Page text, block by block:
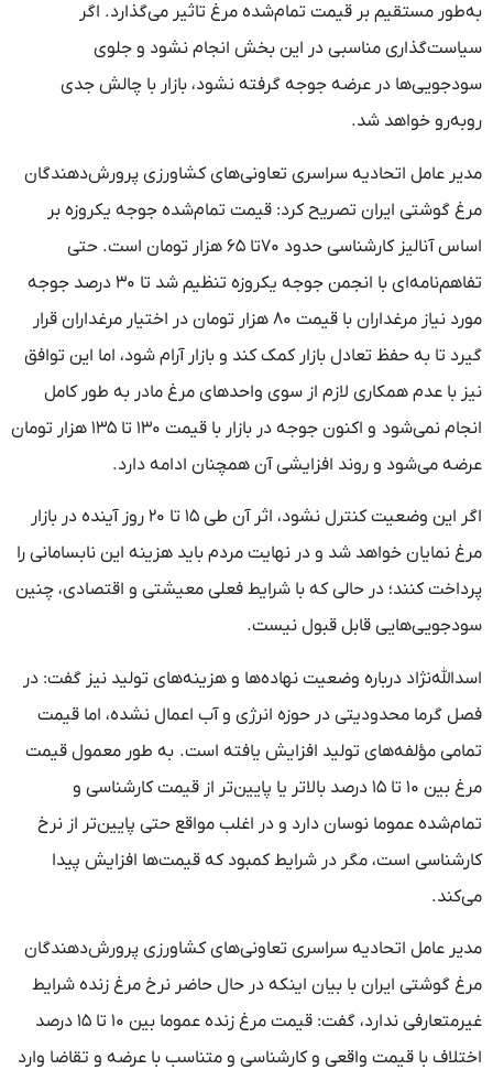
به‌طور مستقیم بر قیمت تمام‌شده مرغ تاثیر می‌گذارد. اگر
سیاست‌گذاری مناسبی در این بخش انجام نشود و جلوی
سودجویی‌ها در عرضه جوجه گرفته نشود، بازار با چالش جدی
روبه‌رو خواهد شد.
مدیر عامل اتحادیه سراسری تعاونی‌های کشاورزی پرورش‌دهندگان
مرغ گوشتی ایران تصریح کرد: قیمت تمام‌شده جوجه یکروزه بر
اساس آنالیز کارشناسی حدود ۷۰تا ۶۵ هزار تومان است. حتی
تفاهم‌نامه‌ای با انجمن جوجه یکروزه تنظیم شد تا ۳۰ درصد جوجه
مورد نیاز مرغداران با قیمت ۸۰ هزار تومان در اختیار مرغداران قرار
گیرد تا به حفظ تعادل بازار کمک‌ کند و بازار آرام شود، اما این توافق
نیز با عدم همکاری لازم از سوی واحدهای مرغ مادر به طور کامل
انجام نمی‌شود و اکنون جوجه در بازار با قیمت ۱۳۰ تا ۱۳۵ هزار تومان
عرضه می‌شود و روند افزایشی آن همچنان ادامه دارد.
اگر این وضعیت کنترل نشود، اثر آن طی ۱۵ تا ۲۰ روز آینده در بازار
مرغ نمایان خواهد شد و در نهایت مردم باید هزینه این نابسامانی را
پرداخت کنند؛ در حالی که با شرایط فعلی معیشتی و اقتصادی، چنین
سودجویی‌هایی قابل قبول نیست.
اسدالله‌نژاد درباره وضعیت نهاده‌ها و هزینه‌های تولید نیز گفت: در
فصل گرما محدودیتی در حوزه انرژی و آب اعمال نشده، اما قیمت
تمامی مؤلفه‌های تولید افزایش یافته است. به طور معمول قیمت
مرغ بین ۱۰ تا ۱۵ درصد بالاتر یا پایین‌تر از قیمت کارشناسی و
تمام‌شده عموما نوسان دارد و در اغلب مواقع حتی پایین‌تر از نرخ
کارشناسی است، مگر در شرایط کمبود که قیمت‌ها افزایش پیدا
می‌کند.
مدیر عامل اتحادیه سراسری تعاونی‌های کشاورزی پرورش‌دهندگان
مرغ گوشتی ایران با بیان اینکه در حال حاضر نرخ مرغ زنده شرایط
غیرمتعارفی ندارد، گفت: قیمت مرغ زنده عموما بین ۱۰ تا ۱۵ درصد
اختلاف با قیمت واقعی و کارشناسی و متناسب با عرضه و تقاضا وارد